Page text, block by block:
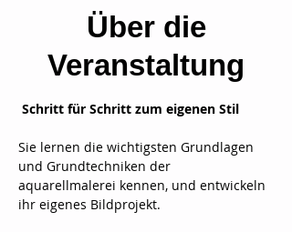
Über die
Veranstaltung
Schritt für Schritt zum eigenen Stil
Sie lernen die wichtigsten Grundlagen
und Grundtechniken der
aquarellmalerei kennen, und entwickeln
ihr eigenes Bildprojekt.